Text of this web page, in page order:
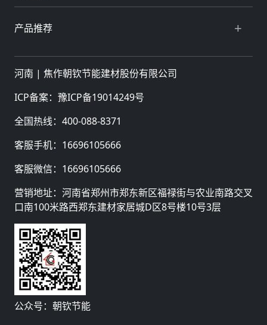
产品推荐
河南 | 焦作朝钦节能建材股份有限公司
ICP备案： 豫ICP备19014249号
全国热线： 400-088-8371
客服手机： 16696105666
客服微信： 16696105666
营销地址：河南省郑州市郑东新区福禄街与农业南路交叉
口南100米路西郑东建材家居城D区8号楼10号3层
公众号：朝钦节能